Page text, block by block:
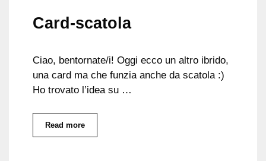
Card-scatola
Ciao, bentornate/i! Oggi ecco un altro ibrido,
una card ma che funzia anche da scatola :)
Ho trovato l’idea su …
Read more